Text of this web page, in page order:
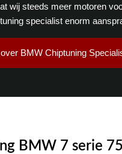
wij steeds meer motoren
specialist enorm
BMW Chiptuning
BMW 7 serie